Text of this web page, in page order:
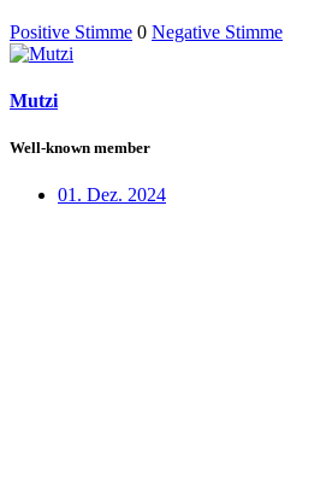
Positive Stimme 0 Negative Stimme
Mutzi
Well-known member
01. Dez. 2024